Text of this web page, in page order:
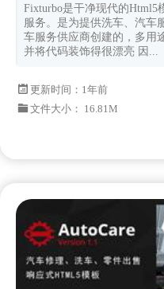
Fixturbo是干净现代的Html5
服务。是为提供洗车、汽车
车服务供应商创建的，多用
并将代码装饰得很漂亮 因...
更新时间： 1年前
文件大小： 16.81M